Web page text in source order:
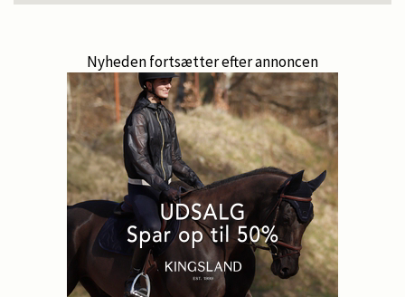
Nyheden fortsætter efter annoncen